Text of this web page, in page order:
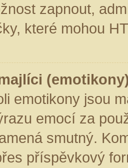
zapnout,
které mohou
emotikony jsou
emocí za
smutný.
příspěvkový